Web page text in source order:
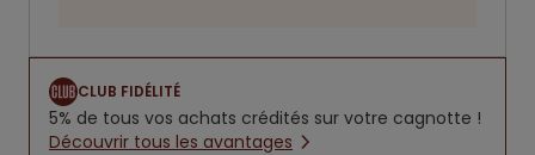
CLUB FIDÉLITÉ
5% de tous vos achats crédités sur votre cagnotte !
Découvrir tous les avantages